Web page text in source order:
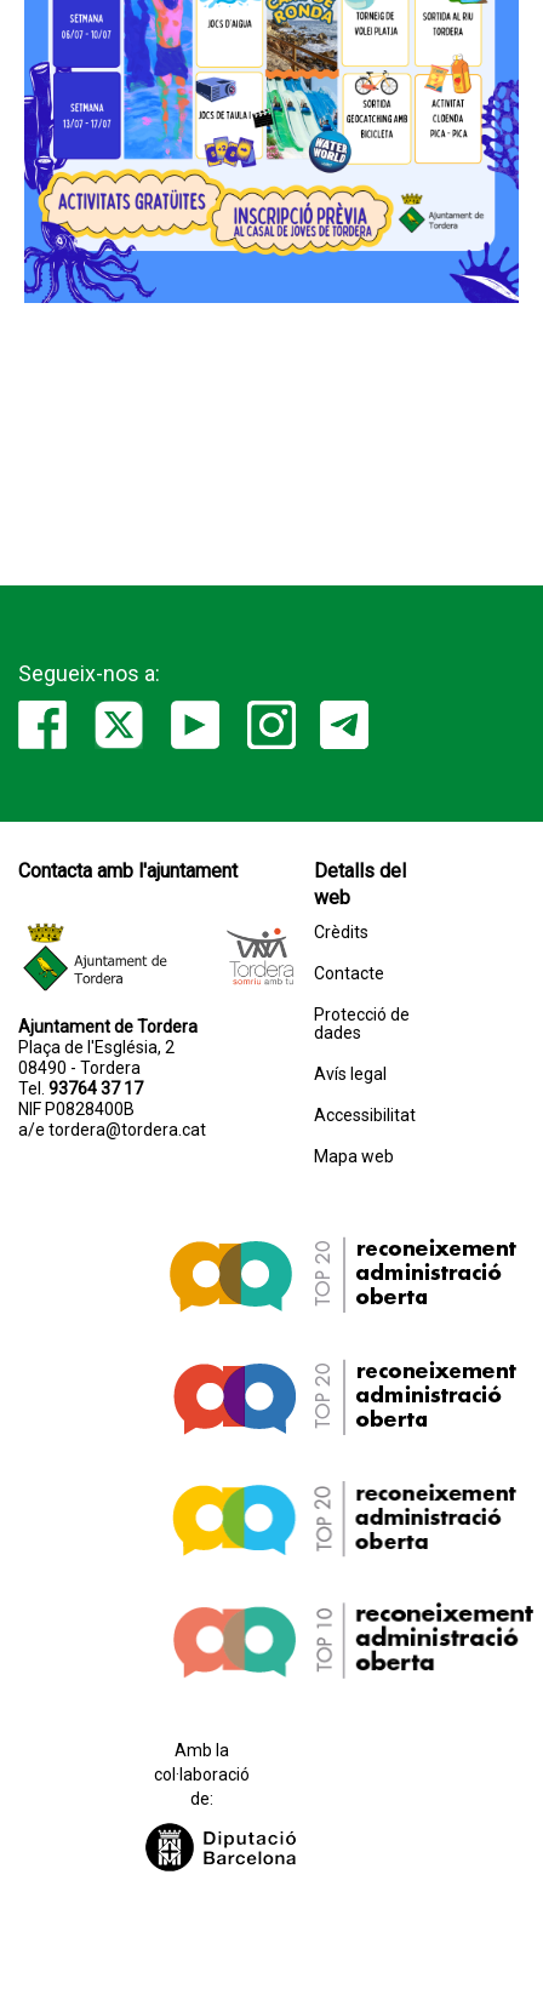
Segueix-nos a:
Contacta amb l'ajuntament
Ajuntament de Tordera
Plaça de l'Església, 2
08490 - Tordera
Tel. 93764 37 17
NIF P0828400B
a/e tordera@tordera.cat
Detalls del
web
Crèdits
Contacte
Protecció de
dades
Avís legal
Accessibilitat
Mapa web
Amb la
col·laboració
de: